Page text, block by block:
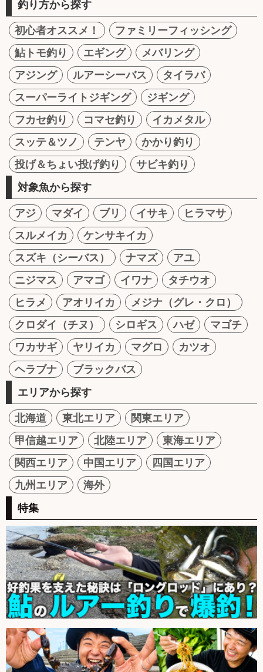
釣り方から探す
初心者オススメ！
ファミリーフィッシング
鮎トモ釣り
エギング
メバリング
アジング
ルアーシーバス
タイラバ
スーパーライトジギング
ジギング
フカセ釣り
コマセ釣り
イカメタル
スッテ＆ツノ
テンヤ
かかり釣り
投げ＆ちょい投げ釣り
サビキ釣り
対象魚から探す
アジ マダイ ブリ イサキ
ヒラマサ
スルメイカ
ケンサキイカ
スズキ（シーバス）
ナマズ
アユ
ニジマス
アマゴ イワナ
タチウオ
ヒラメ
アオリイカ
メジナ（グレ・クロ）
クロダイ（チヌ）
シロギス ハゼ
マゴチ
ワカサギ
ヤリイカ マグロ
カツオ
ヘラブナ
ブラックバス
エリアから探す
北海道 東北エリア
関東エリア
甲信越エリア
北陸エリア
東海エリア
関西エリア
中国エリア
四国エリア
九州エリア
海外
特集